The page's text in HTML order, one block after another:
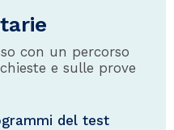
con un percorso
e sulle prove
del test